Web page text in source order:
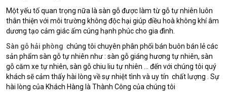
Một yếu tố quan trọng nữa là sàn gỗ được làm từ gỗ tự nhiên luôn
thân thiện với môi trường không độc hại giúp điều hoà không khí âm
dương tạo cảm giác ấm cúng hạnh phúc cho gia đình.
Sàn gỗ hải phòng chúng tôi chuyên phân phối bán buôn bán lẻ các
sản phẩm sàn gỗ tự nhiên như : sàn gỗ giáng hương tự nhiên, sàn
gỗ căm xe tự nhiên, sàn gỗ chiu liu tự nhiên … đến với chúng tôi quý
khách sẽ cảm thấy hài lòng về sự nhiệt tình và uy tín chất lượng . Sự
hài lòng của Khách Hàng là Thành Công của chúng tôi